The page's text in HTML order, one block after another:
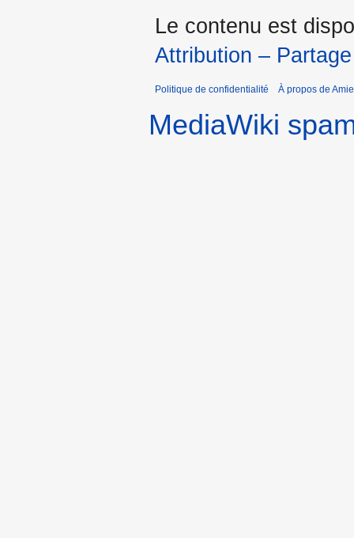
Le contenu est
Attribution –
Politique de confidentialité À propos de
MediaWiki